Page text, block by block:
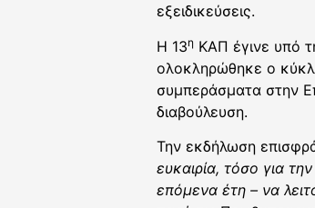
εξειδικεύσεις.
Η 13η ΚΑΠ έγινε υπό
ολοκληρώθηκε ο
συμπεράσματα στην
διαβούλευση.
Την εκδήλωση
ευκαιρία, τόσο για
επόμενα έτη – να